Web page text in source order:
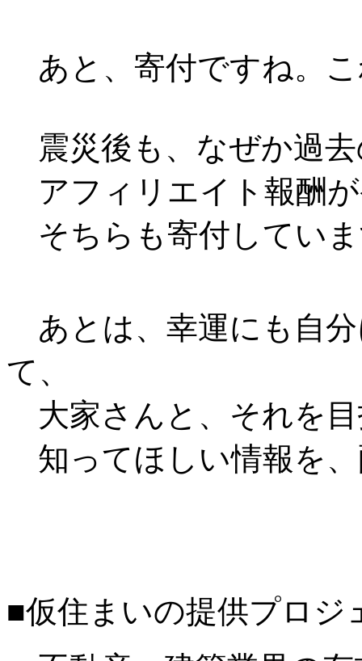
あと、寄付ですね。
震災後も、なぜか過
アフィリエイト報酬
そちらも寄付してい
あとは、幸運にも自
て、
大家さんと、それを
知ってほしい情報を
■仮住まいの提供プロジ